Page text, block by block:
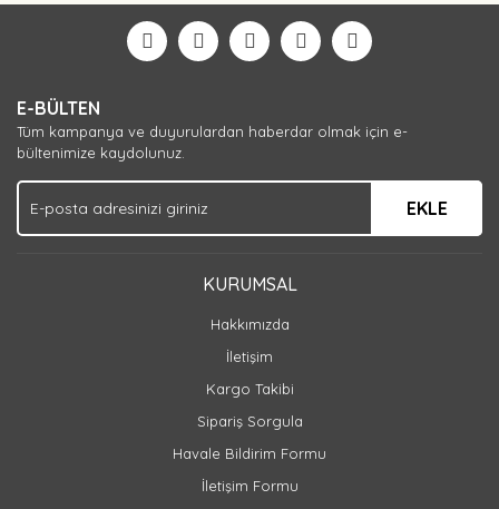
E-BÜLTEN
Tüm kampanya ve duyurulardan haberdar olmak için e-
bültenimize kaydolunuz.
EKLE
KURUMSAL
Hakkımızda
İletişim
Kargo Takibi
Sipariş Sorgula
Havale Bildirim Formu
İletişim Formu